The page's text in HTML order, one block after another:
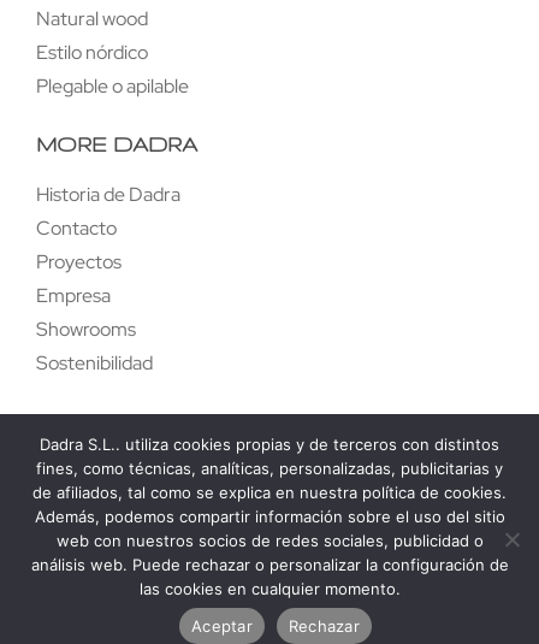
Natural wood
Estilo nórdico
Plegable o apilable
MORE DADRA
Historia de Dadra
Contacto
Proyectos
Empresa
Showrooms
Sostenibilidad
Copyright 2024 © Dadra
V isita nuestro showroom a 360º
Dadra S.L.. utiliza cookies propias y de terceros con distintos
fines, como técnicas, analíticas, personalizadas, publicitarias y
de afiliados, tal como se explica en nuestra política de cookies.
Además, podemos compartir información sobre el uso del sitio
web con nuestros socios de redes sociales, publicidad o
análisis web. Puede rechazar o personalizar la configuración de
las cookies en cualquier momento.
Aceptar
Rechazar